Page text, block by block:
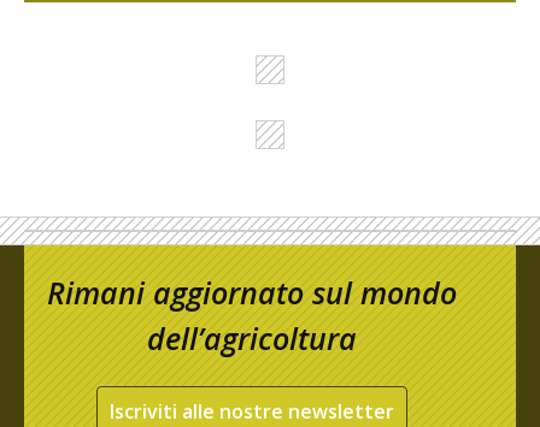
Rimani aggiornato sul mondo
dell’agricoltura
Iscriviti alle nostre newsletter